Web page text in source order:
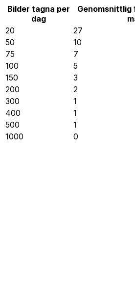
Bilder tagna per
dag
20
27
50
10
75
7
100
5
150
3
200
2
300
1
400
1
500
1
1000
0